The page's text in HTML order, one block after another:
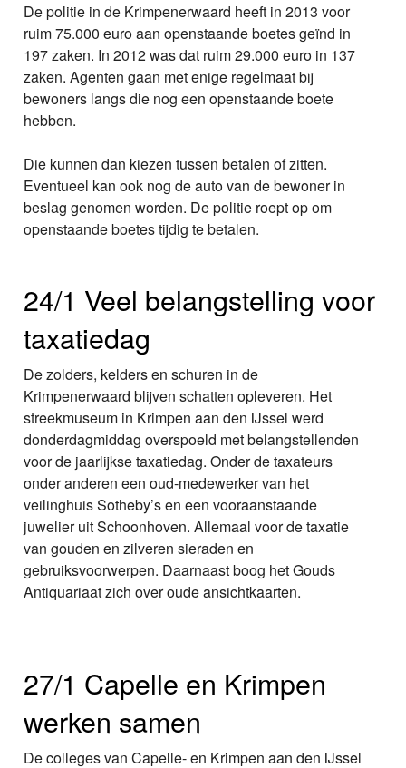
De politie in de Krimpenerwaard heeft in 2013 voor
ruim 75.000 euro aan openstaande boetes geïnd in
197 zaken. In 2012 was dat ruim 29.000 euro in 137
zaken. Agenten gaan met enige regelmaat bij
bewoners langs die nog een openstaande boete
hebben.
Die kunnen dan kiezen tussen betalen of zitten.
Eventueel kan ook nog de auto van de bewoner in
beslag genomen worden. De politie roept op om
openstaande boetes tijdig te betalen.
24/1 Veel belangstelling voor
taxatiedag
De zolders, kelders en schuren in de
Krimpenerwaard blijven schatten opleveren. Het
streekmuseum in Krimpen aan den IJssel werd
donderdagmiddag overspoeld met belangstellenden
voor de jaarlijkse taxatiedag. Onder de taxateurs
onder anderen een oud-medewerker van het
veilinghuis Sotheby’s en een vooraanstaande
juwelier uit Schoonhoven. Allemaal voor de taxatie
van gouden en zilveren sieraden en
gebruiksvoorwerpen. Daarnaast boog het Gouds
Antiquariaat zich over oude ansichtkaarten.
27/1 Capelle en Krimpen
werken samen
De colleges van Capelle- en Krimpen aan den IJssel